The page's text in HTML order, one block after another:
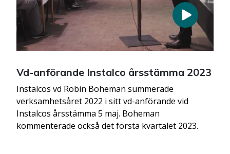
Vd-anförande Instalco årsstämma 2023
Instalcos vd Robin Boheman summerade
verksamhetsåret 2022 i sitt vd-anförande vid
Instalcos årsstämma 5 maj. Boheman
kommenterade också det första kvartalet 2023.